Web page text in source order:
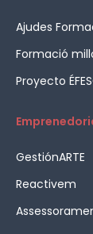
Ajudes
Formació
Proyecto
GestiónARTE
Reactivem